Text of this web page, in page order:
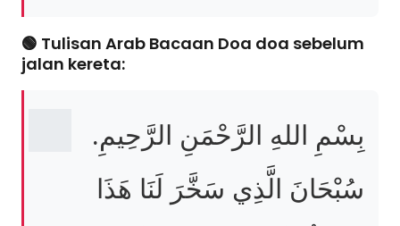
🟢 Tulisan Arab Bacaan Doa doa sebelum
jalan kereta:
بِسْمِ اللهِ الرَّحْمَنِ الرَّحِيمِ.
سُبْحَانَ الَّذِي سَخَّرَ لَنَا هَذَا